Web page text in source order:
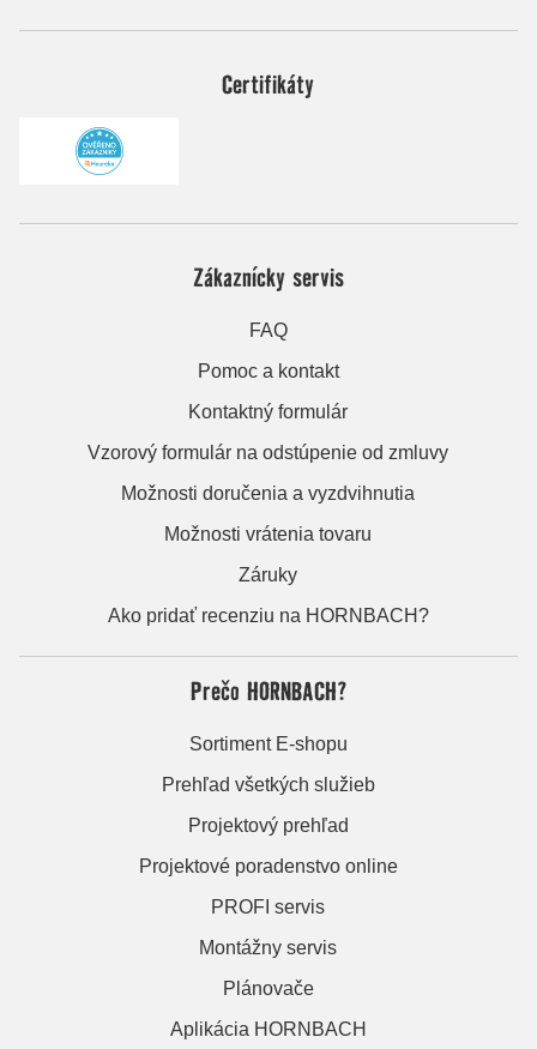
Certifikáty
Zákaznícky servis
FAQ
Pomoc a kontakt
Kontaktný formulár
Vzorový formulár na odstúpenie od zmluvy
Možnosti doručenia a vyzdvihnutia
Možnosti vrátenia tovaru
Záruky
Ako pridať recenziu na HORNBACH?
Prečo HORNBACH?
Sortiment E-shopu
Prehľad všetkých služieb
Projektový prehľad
Projektové poradenstvo online
PROFI servis
Montážny servis
Plánovače
Aplikácia HORNBACH